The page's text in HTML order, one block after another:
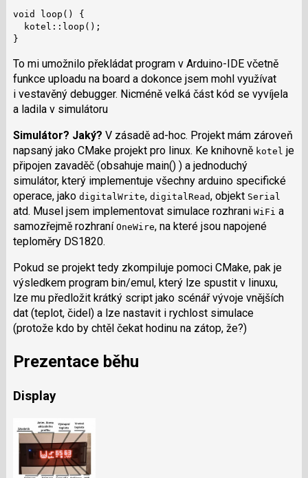
void loop() {
  kotel::loop();
}
To mi umožnilo překládat program v Arduino-IDE včetně
funkce uploadu na board a dokonce jsem mohl využívat
i vestavěný debugger. Nicméně velká část kód se vyvíjela
a ladila v simulátoru
Simulátor? Jaký? V zásadě ad-hoc. Projekt mám zároveň
napsaný jako CMake projekt pro linux. Ke knihovně kotel je
připojen zavaděč (obsahuje main() ) a jednoduchý
simulátor, který implementuje všechny arduino specifické
operace, jako digitalWrite, digitalRead, objekt Serial
atd. Musel jsem implementovat simulace rozhrani WiFi a
samozřejmě rozhraní OneWire, na které jsou napojené
teploměry DS1820.
Pokud se projekt tedy zkompiluje pomoci CMake, pak je
výsledkem program bin/emul, který lze spustit v linuxu,
lze mu předložit krátký script jako scénář vývoje vnějších
dat (teplot, čidel) a lze nastavit i rychlost simulace
(protože kdo by chtěl čekat hodinu na zátop, že?)
Prezentace běhu
Display